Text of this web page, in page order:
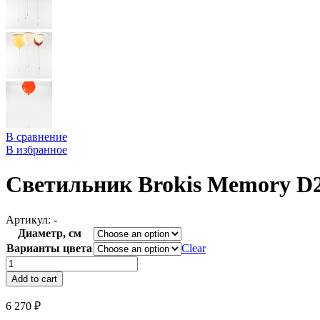
В сравнение
В избранное
Светильник Brokis Memory
Артикул: -
Диаметр, см
Варианты цвета
Clear
Светильник
Brokis
Memory
D25
quantity
Add to cart
6 270 ₽